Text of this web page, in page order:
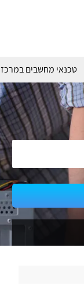
טכנאי מחשבים במרכז